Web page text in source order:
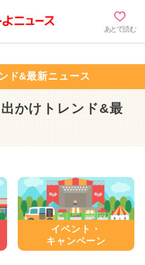
あとで読む
ド&最新ニュース
かけトレンド&最
イベント・
キャンペーン